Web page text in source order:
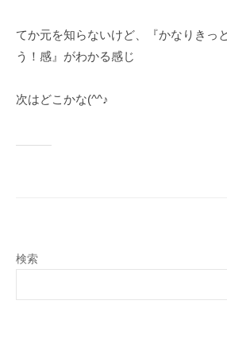
てか元を知らないけど、『かなりきっ
う！感』がわかる感じ
次はどこかな(^^♪
検索